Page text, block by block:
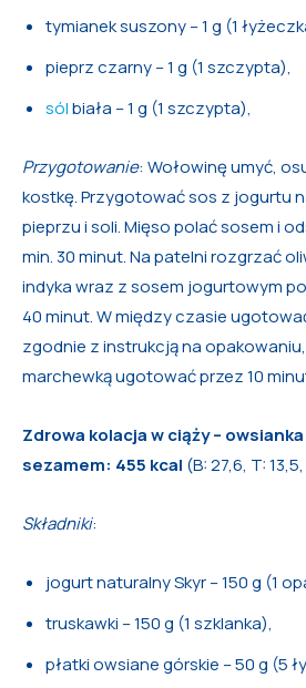
tymianek suszony – 1 g (1
pieprz czarny – 1 g (1 szczypta),
sólbiała – 1 g (1 szczypta),
Przygotowanie: Wołowinę umyć,
kostkę. Przygotować sos z jogurtu
pieprzu i soli. Mięso polać sosem i
min. 30 minut. Na patelni rozgrzać
indyka wraz z sosem jogurtowym
40 minut. W między czasie
zgodnie z instrukcją na
marchewką ugotować przez 10
Zdrowa kolacja w ciąży –
sezamem: 455 kcal (B: 27,6, T:
Składniki:
jogurt naturalny Skyr – 150 g (1
truskawki – 150 g (1 szklanka),
płatki owsiane górskie – 50 g (5